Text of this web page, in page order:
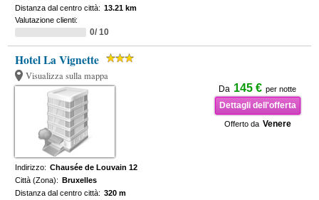
Distanza dal centro città: 13.21 km
Valutazione clienti:
0/ 10
Hotel La Vignette
Visualizza sulla mappa
Da 145 € per notte
Dettagli dell'offerta
Offerto da Venere
Indirizzo: Chausée de Louvain 12
Città (Zona): Bruxelles
Distanza dal centro città: 320 m